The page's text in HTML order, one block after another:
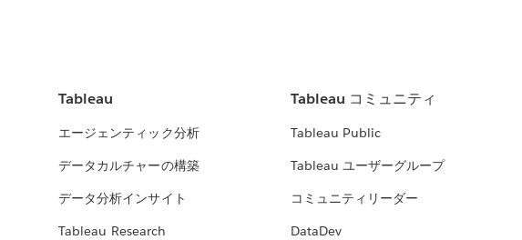
Tableau
エージェンティック分析
データカルチャーの構築
データ分析インサイト
Tableau Research
Tableau コミュニティ
Tableau Public
Tableau ユーザーグループ
コミュニティリーダー
DataDev